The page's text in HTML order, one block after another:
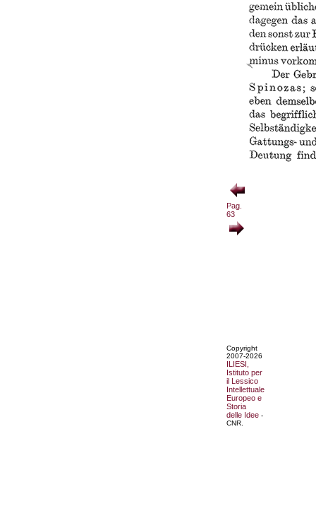
Pag.
63
Copyright
2007-2026
ILIESI,
Istituto per
il Lessico
Intellettuale
Europeo e
Storia
delle Idee -
CNR.